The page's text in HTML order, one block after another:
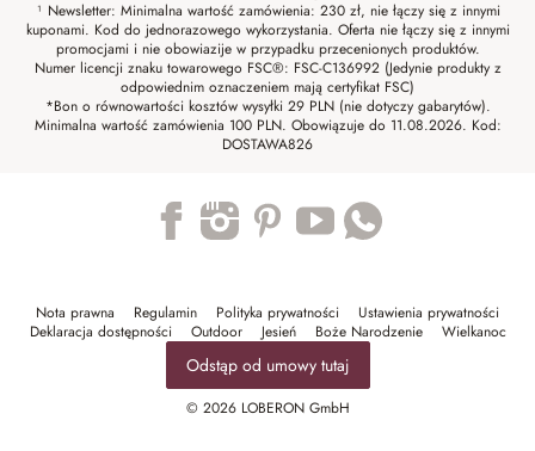
¹ Newsletter: Minimalna wartość zamówienia: 230 zł, nie łączy się z innymi
kuponami. Kod do jednorazowego wykorzystania. Oferta nie łączy się z innymi
promocjami i nie obowiazije w przypadku przecenionych produktów.
Numer licencji znaku towarowego FSC®: FSC-C136992 (Jedynie produkty z
odpowiednim oznaczeniem mają certyfikat FSC)
*Bon o równowartości kosztów wysyłki 29 PLN (nie dotyczy gabarytów).
Minimalna wartość zamówienia 100 PLN. Obowiązuje do 11.08.2026. Kod:
DOSTAWA826
Nota prawna Regulamin Polityka prywatności
Ustawienia prywatności
Deklaracja dostępności
Outdoor Jesień Boże Narodzenie Wielkanoc
Odstąp od umowy tutaj
© 2026 LOBERON GmbH